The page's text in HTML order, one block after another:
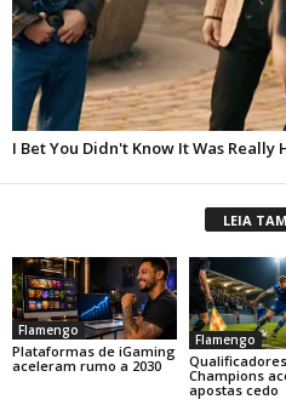
LEIA
Flamengo
Plataformas de iGaming
aceleram rumo a 2030
Flamengo
Champions
apostas cedo